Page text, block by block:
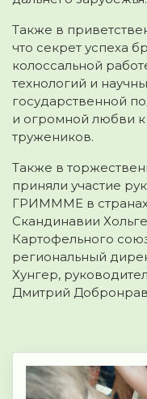
Также в
что секрет успеха
колоссальной
технологий и
государственной
и огромной любви к
тружеников.
Также в
приняли участие
ГРИМММЕ в
Скандинавии
Картофельного
региональный
Хунгер,
Дмитрий